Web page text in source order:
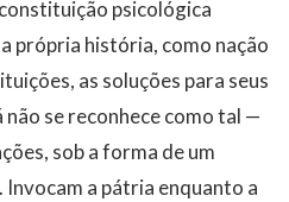
psicológica
própria história, como nação
as soluções para seus
se reconhece como tal —
sob a forma de um
a pátria enquanto a